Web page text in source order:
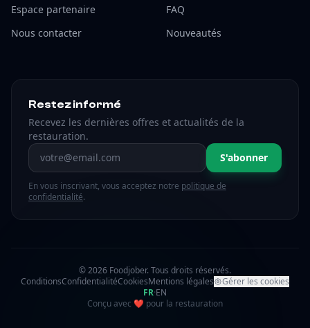
Espace partenaire
Nous contacter
FAQ
Nouveautés
Restez informé
Recevez les dernières offres et actualités de la
restauration.
Adresse email S'abonner
En vous inscrivant, vous acceptez notre politique de
confidentialité.
© 2026 Foodjober. Tous droits réservés.
ConditionsConfidentialitéCookiesMentions légales
Gérer les cookies
FR·EN
Conçu avec ❤ amour
pour la restauration